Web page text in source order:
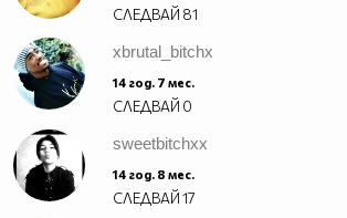
СЛЕДВАЙ 81
xbrutal_bitchx
14 год. 7 мес.
СЛЕДВАЙ 0
sweetbitchxx
14 год. 8 мес.
СЛЕДВАЙ17